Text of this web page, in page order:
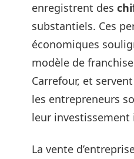
enregistrent des
substantiels. Ces
économiques
modèle de
Carrefour, et
les entrepreneurs
leur investissement
La vente